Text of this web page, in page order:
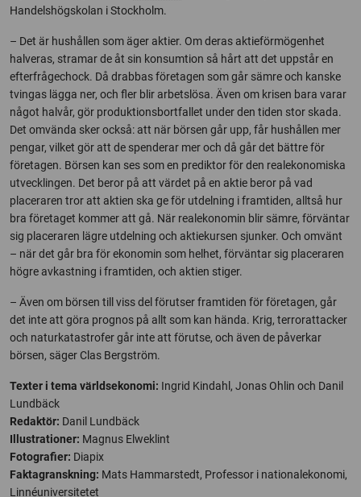
Handelshögskolan i Stockholm.
– Det är hushållen som äger aktier. Om deras aktieförmögenhet
halveras, stramar de åt sin konsumtion så hårt att det uppstår en
efterfrågechock. Då drabbas företagen som går sämre och kanske
tvingas lägga ner, och fler blir arbetslösa. Även om krisen bara varar
något halvår, gör produktionsbortfallet under den tiden stor skada.
Det omvända sker också: att när börsen går upp, får hushållen mer
pengar, vilket gör att de spenderar mer och då går det bättre för
företagen. Börsen kan ses som en prediktor för den realekonomiska
utvecklingen. Det beror på att värdet på en aktie beror på vad
placeraren tror att aktien ska ge för utdelning i framtiden, alltså hur
bra företaget kommer att gå. När realekonomin blir sämre, förväntar
sig placeraren lägre utdelning och aktiekursen sjunker. Och omvänt
– när det går bra för ekonomin som helhet, förväntar sig placeraren
högre avkastning i framtiden, och aktien stiger.
– Även om börsen till viss del förutser framtiden för företagen, går
det inte att göra prognos på allt som kan hända. Krig, terrorattacker
och naturkatastrofer går inte att förutse, och även de påverkar
börsen, säger Clas Bergström.
Texter i tema världsekonomi: Ingrid Kindahl, Jonas Ohlin och Danil
Lundbäck
Redaktör: Danil Lundbäck
Illustrationer: Magnus Elweklint
Fotografier: Diapix
Faktagranskning: Mats Hammarstedt, Professor i nationalekonomi,
Linnéuniversitetet